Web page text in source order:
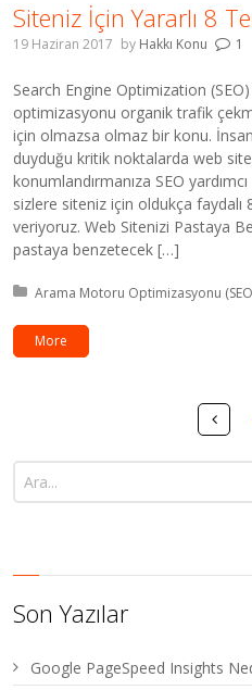
Siteniz İçin Yararlı 8
19 Haziran 2017 by Hakkı Konu 1
Search Engine Optimization
optimizasyonu organik trafik
için olmazsa olmaz bir konu.
duyduğu kritik noktalarda web
konumlandırmanıza SEO
sizlere siteniz için oldukça faydalı
veriyoruz. Web Sitenizi Pastaya
pastaya benzetecek […]
Kategori:
Arama Motoru Optimizasyonu
More
Son Yazılar
Google PageSpeed Insights